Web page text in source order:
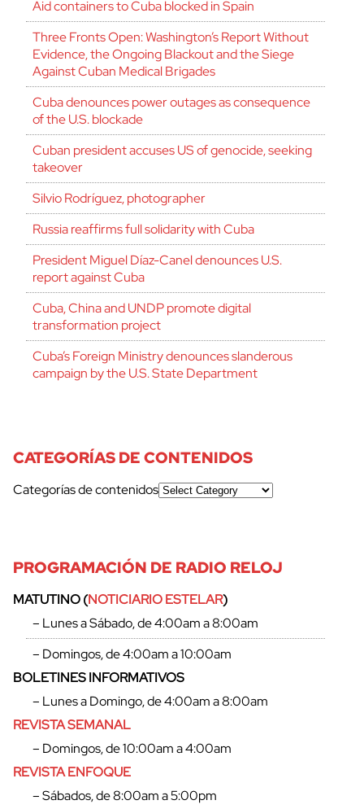
Aid containers to Cuba blocked in Spain
Three Fronts Open: Washington’s Report Without
Evidence, the Ongoing Blackout and the Siege
Against Cuban Medical Brigades
Cuba denounces power outages as consequence
of the U.S. blockade
Cuban president accuses US of genocide, seeking
takeover
Silvio Rodríguez, photographer
Russia reaffirms full solidarity with Cuba
President Miguel Díaz-Canel denounces U.S.
report against Cuba
Cuba, China and UNDP promote digital
transformation project
Cuba’s Foreign Ministry denounces slanderous
campaign by the U.S. State Department
CATEGORÍAS DE CONTENIDOS
Categorías de contenidos
PROGRAMACIÓN DE RADIO RELOJ
MATUTINO (NOTICIARIO ESTELAR)
– Lunes a Sábado, de 4:00am a 8:00am
– Domingos, de 4:00am a 10:00am
BOLETINES INFORMATIVOS
– Lunes a Domingo, de 4:00am a 8:00am
REVISTA SEMANAL
– Domingos, de 10:00am a 4:00am
REVISTA ENFOQUE
– Sábados, de 8:00am a 5:00pm